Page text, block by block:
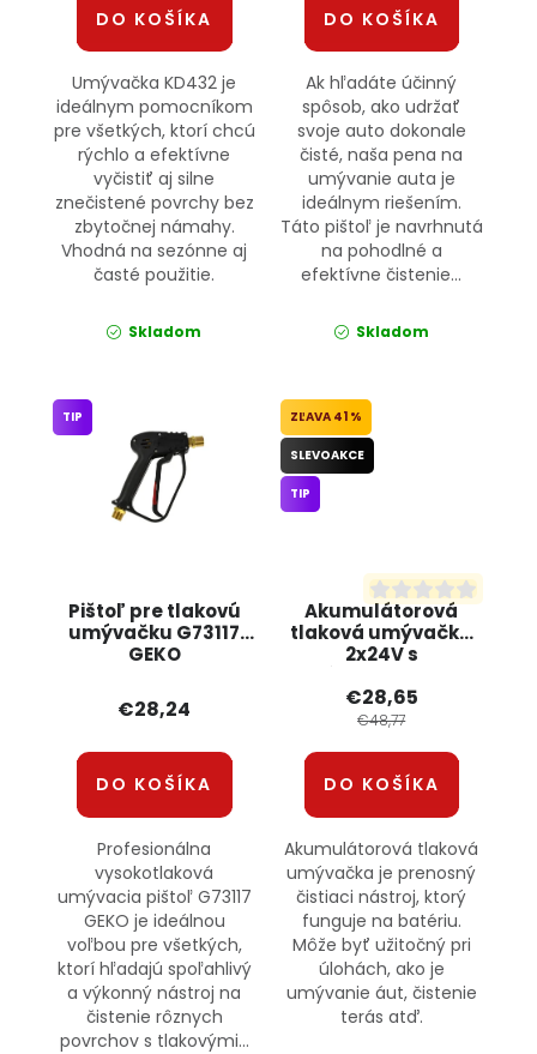
DO KOŠÍKA
Umývačka KD432 je
ideálnym pomocníkom
pre všetkých, ktorí chcú
rýchlo a efektívne
vyčistiť aj silne
znečistené povrchy bez
zbytočnej námahy.
Vhodná na sezónne aj
časté použitie.
Skladom
DO KOŠÍKA
Ak hľadáte účinný
spôsob, ako udržať
svoje auto dokonale
čisté, naša pena na
umývanie auta je
ideálnym riešením.
Táto pištoľ je navrhnutá
na pohodlné a
efektívne čistenie...
Skladom
Pištoľ pre tlakovú
umývačku G73117
GEKO
TIP
€28,24
DO KOŠÍKA
Profesionálna
vysokotlaková
umývacia pištoľ G73117
GEKO je ideálnou
voľbou pre všetkých,
ktorí hľadajú spoľahlivý
a výkonný nástroj na
čistenie rôznych
povrchov s tlakovými...
Akumulátorová
tlaková umývačka
2x24V s
príslušenstvom
OD011 JIPOS
41 %
SLEVOAKCE
TIP
€28,65
€48,77
DO KOŠÍKA
Akumulátorová tlaková
umývačka je prenosný
čistiaci nástroj, ktorý
funguje na batériu.
Môže byť užitočný pri
úlohách, ako je
umývanie áut, čistenie
terás atď.